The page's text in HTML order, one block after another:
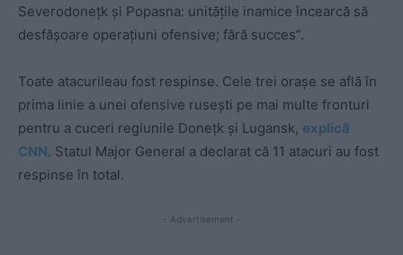
Severodonețk și Popasna: unitățile inamice încearcă să
desfășoare operațiuni ofensive; fără succes”.
Toate atacurileau fost respinse. Cele trei orașe se află în
prima linie a unei ofensive rusești pe mai multe fronturi
pentru a cuceri regiunile Donețk și Lugansk, explică
CNN. Statul Major General a declarat că 11 atacuri au fost
respinse în total.
- Advertisement -